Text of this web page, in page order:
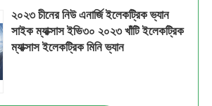
২০২৩ চীনের নিউ এনার্জি ইলেকট্রিক ভ্যান
সাইক ম্যাক্সাস ইভি৩০ ২০২৩ খাঁটি ইলেকট্রিক
ম্যাক্সাস ইলেকট্রিক মিনি ভ্যান